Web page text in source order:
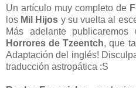
Un artículo muy completo de
los Mil Hijos y su vuelta al
Más adelante
Horrores de Tzeentch, que
Adaptación del inglés!
traducción astropática :S